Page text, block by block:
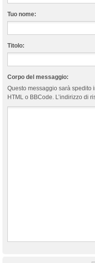
Tuo nome:
Titolo:
Corpo del messaggio:
Questo messaggio sarà spedito
HTML o BBCode. L’indirizzo di